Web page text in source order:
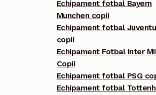
Echipament fotbal Bayern
Munchen copii
Echipament fotbal
copii
Echipament Fotbal Inter
Copii
Echipament fotbal PSG
Echipament fotbal